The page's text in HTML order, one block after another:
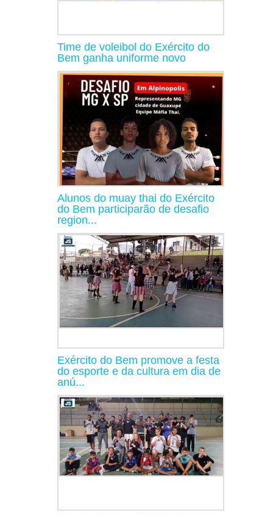
Time de voleibol do Exército do
Bem ganha uniforme novo
Alunos do muay thai do Exército
do Bem participarão de desafio
region...
Exército do Bem promove a festa
do esporte e da cultura em dia de
anú...